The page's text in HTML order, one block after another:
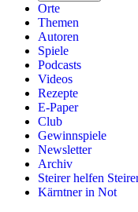
Orte
Themen
Autoren
Spiele
Podcasts
Videos
Rezepte
E-Paper
Club
Gewinnspiele
Newsletter
Archiv
Steirer helfen
Kärntner in Not